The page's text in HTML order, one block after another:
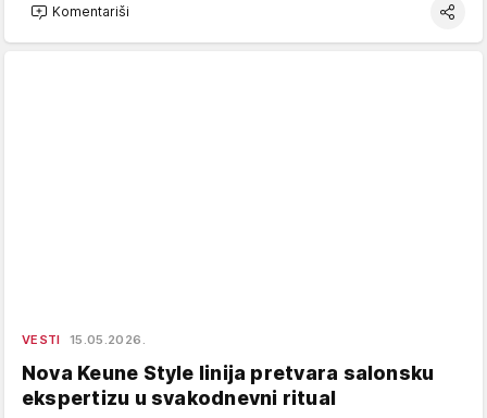
Komentariši
VESTI 15.05.2026.
Nova Keune Style linija pretvara salonsku
ekspertizu u svakodnevni ritual